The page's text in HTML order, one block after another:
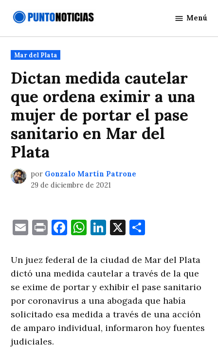
Noticias
Menú
Publicado
en
Mar del Plata
Dictan medida cautelar
que ordena eximir a una
mujer de portar el pase
sanitario en Mar del
Plata
por Gonzalo Martín Patrone
29 de diciembre de 2021
EmailPrintFacebook
WhatsApp
LinkedIn
X
Un juez federal de la ciudad de Mar del Plata
dictó una medida cautelar a través de la que
se exime de portar y exhibir el pase sanitario
por coronavirus a una abogada que había
solicitado esa medida a través de una acción
de amparo individual, informaron hoy fuentes
judiciales.